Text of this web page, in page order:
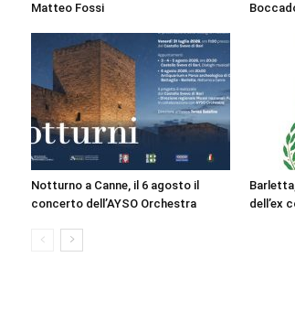
Matteo Fossi
Notturno a Canne, il 6 agosto il
concerto dell’AYSO Orchestra
dell’ex